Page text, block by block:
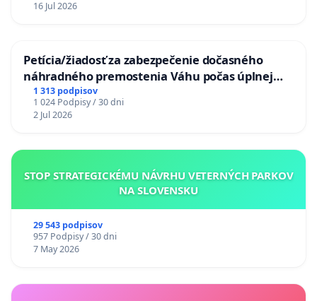
16 Jul 2026
Petícia/žiadosť za zabezpečenie dočasného
náhradného premostenia Váhu počas úplnej
uzávery Vážskeho mosta v Komárne
1 313 podpisov
1 024 Podpisy / 30 dni
2 Jul 2026
STOP STRATEGICKÉMU NÁVRHU VETERNÝCH PARKOV
NA SLOVENSKU
29 543 podpisov
957 Podpisy / 30 dni
7 May 2026